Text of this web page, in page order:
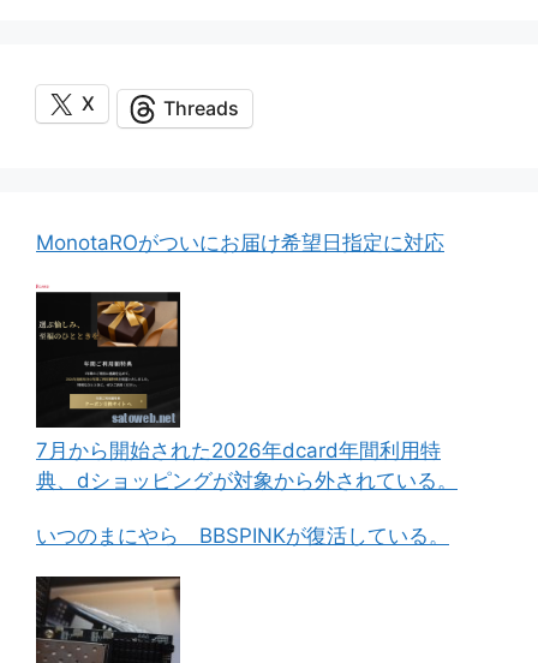
X Threads
MonotaROがついにお届け希望日指定に対応
7月から開始された2026年dcard年間利用特
典、dショッピングが対象から外されている。
いつのまにやら BBSPINKが復活している。